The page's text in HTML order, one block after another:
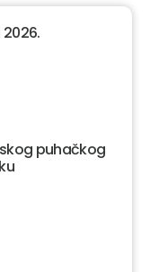
puhačkog